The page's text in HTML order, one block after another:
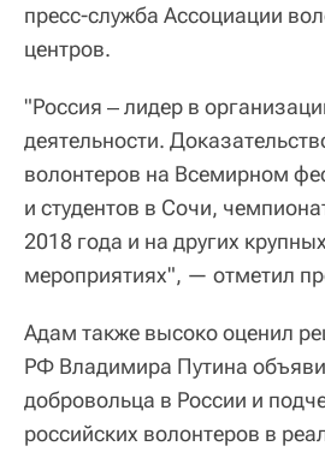
пресс-служба Ассоциации
центров.
"Россия ‒ лидер в
деятельности.
волонтеров на Всемирном
и студентов в Сочи,
2018 года и на других крупных
мероприятиях", — отметил
Адам также высоко оценил
РФ Владимира Путина
добровольца в России и
российских волонтеров в